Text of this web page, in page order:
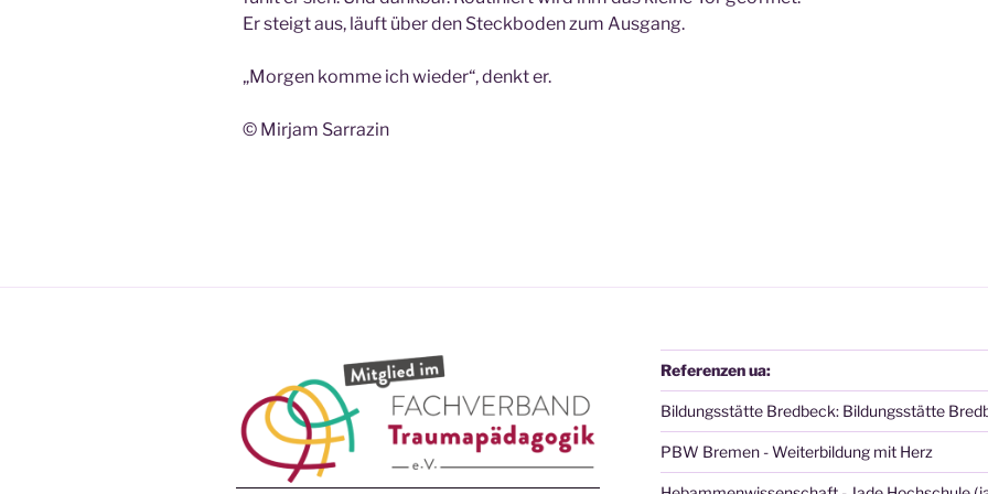
Er steigt aus, läuft über den Steckboden zum Ausgang.
„Morgen komme ich wieder“, denkt er.
© Mirjam Sarrazin
Referenzen ua:
Bildungsstätte Bredbeck: Bildungsstätte
PBW Bremen - Weiterbildung mit Herz